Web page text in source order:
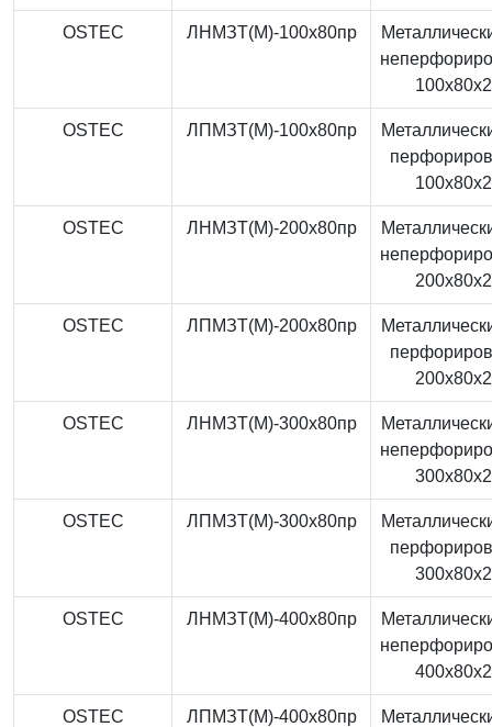
OSTEC ЛНМЗТ(М)-100x80пр
OSTEC ЛПМЗТ(М)-100x80пр
OSTEC ЛНМЗТ(М)-200x80пр
OSTEC ЛПМЗТ(М)-200x80пр
OSTEC ЛНМЗТ(М)-300x80пр
OSTEC ЛПМЗТ(М)-300x80пр
OSTEC ЛНМЗТ(М)-400x80пр
OSTEC ЛПМЗТ(М)-400x80пр